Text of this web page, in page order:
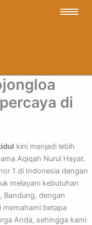
di
kini menjadi lebih
Aqiqah Nurul Hayat.
1 di Indonesia dengan
melayani kebutuhan
Bandung, dengan
memahami betapa
Anda, sehingga kami